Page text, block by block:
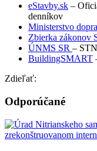
eStavby.sk –
denníkov
Ministerstvo
Zbierka zákonov
ÚNMS SR –
BuildingSMART
Zdieľať:
Odporúčané